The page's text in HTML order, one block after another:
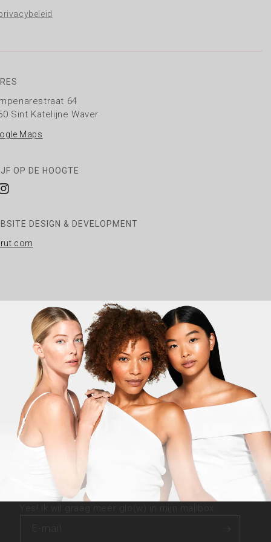
64
Sint Katelijne Waver
Maps
OP DE HOOGTE
DESIGN & DEVELOPMENT